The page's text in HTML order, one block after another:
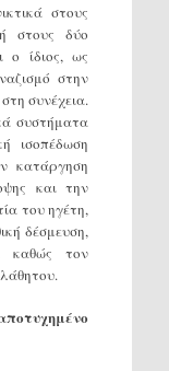
στους
στους δύο
ο ίδιος, ως
στην
συνέχεια.
συστήματα
ισοπέδωση
κατάργηση
και την
του ηγέτη,
δέσμευση,
καθώς τον